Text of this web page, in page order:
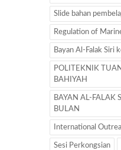
Slide bahan
Regulation of
Bayan Al-Falak Siri
POLITEKNIK
BAHIYAH
BAYAN AL-FALAK
BULAN
International
Sesi Perkongsian